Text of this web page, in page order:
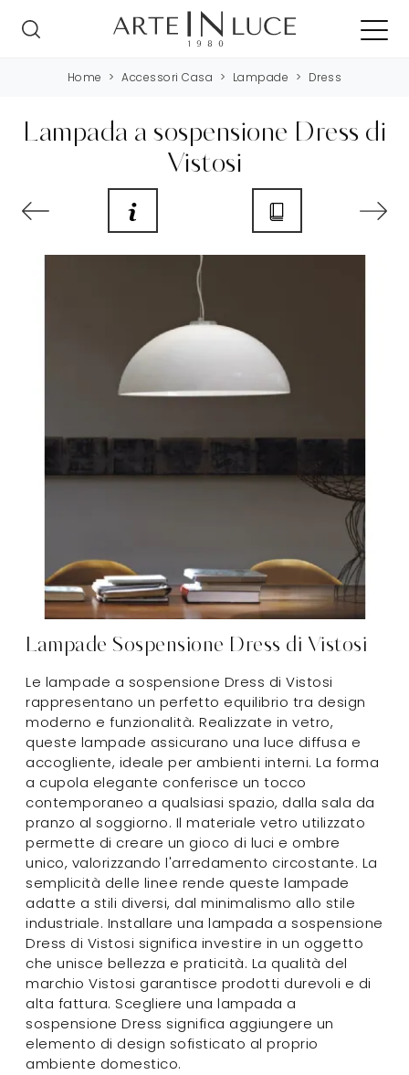
Home > Accessori Casa > Lampade > Dress
Lampada a sospensione Dress di
Vistosi
Lampade Sospensione Dress di Vistosi
Le lampade a sospensione Dress di Vistosi
rappresentano un perfetto equilibrio tra design
moderno e funzionalità. Realizzate in vetro,
queste lampade assicurano una luce diffusa e
accogliente, ideale per ambienti interni. La forma
a cupola elegante conferisce un tocco
contemporaneo a qualsiasi spazio, dalla sala da
pranzo al soggiorno. Il materiale vetro utilizzato
permette di creare un gioco di luci e ombre
unico, valorizzando l'arredamento circostante. La
semplicità delle linee rende queste lampade
adatte a stili diversi, dal minimalismo allo stile
industriale. Installare una lampada a sospensione
Dress di Vistosi significa investire in un oggetto
che unisce bellezza e praticità. La qualità del
marchio Vistosi garantisce prodotti durevoli e di
alta fattura. Scegliere una lampada a
sospensione Dress significa aggiungere un
elemento di design sofisticato al proprio
ambiente domestico.